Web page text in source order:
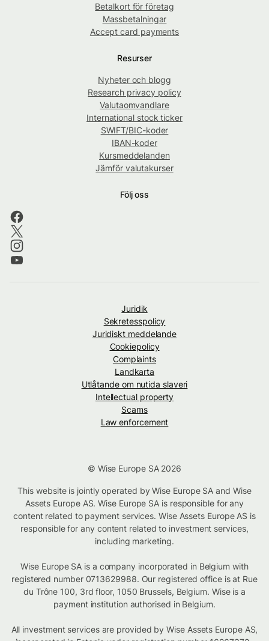
Betalkort för företag
Massbetalningar
Accept card payments
Resurser
Nyheter och blogg
Research privacy policy
Valutaomvandlare
International stock ticker
SWIFT/BIC-koder
IBAN-koder
Kursmeddelanden
Jämför valutakurser
Följ oss
Juridik
Sekretesspolicy
Juridiskt meddelande
Cookiepolicy
Complaints
Landkarta
Utlåtande om nutida slaveri
Intellectual property
Scams
Law enforcement
© Wise Europe SA 2026
This website is jointly operated by Wise Europe SA and Wise
Assets Europe AS. Wise Europe SA is responsible for any
content related to payment services. Wise Assets Europe AS is
responsible for any content related to investment services,
including marketing.
Wise Europe SA is a company incorporated in Belgium with
registered number 0713629988. Our registered office is at Rue
du Trône 100, 3rd floor, 1050 Brussels, Belgium. Wise is a
payment institution authorised in Belgium.
All investment services are provided by Wise Assets Europe AS,